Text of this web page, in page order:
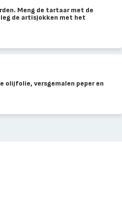
Meng de tartaar met de
de artisjokken met het
olijfolie, versgemalen peper en